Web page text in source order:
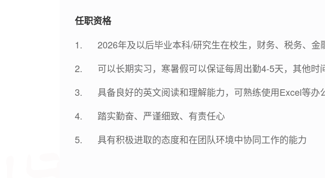
任职资格
1. 2026年及以后毕业本科/研究生在校生，财务、税务、金
2. 可以长期实习，寒暑假可以保证每周出勤4-5天，其他时
3. 具备良好的英文阅读和理解能力，可熟练使用Excel等办
4. 踏实勤奋、严谨细致、有责任心
5. 具有积极进取的态度和在团队环境中协同工作的能力